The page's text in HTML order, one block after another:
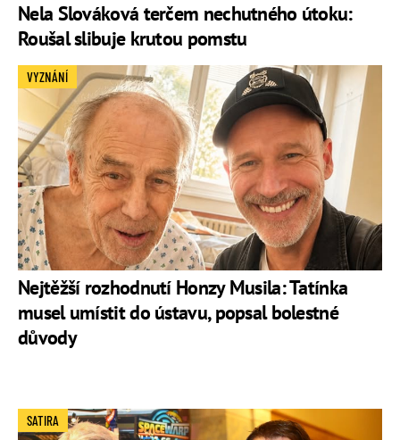
Nela Slováková terčem nechutného útoku:
Roušal slibuje krutou pomstu
Nejtěžší rozhodnutí Honzy Musila: Tatínka
musel umístit do ústavu, popsal bolestné
důvody
VYZNÁNÍ
SATIRA